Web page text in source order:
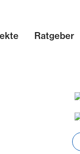
Ratgeber